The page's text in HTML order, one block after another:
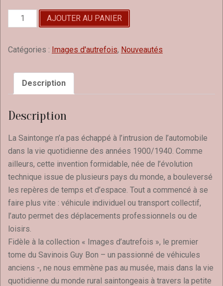
quantité
de
de
d'autrefois,
1900/1940
AJOUTER AU PANIER
Catégories : Images d'autrefois, Nouveautés
Description
Description
La Saintonge n’a pas échappé à l’intrusion de l’automobile
dans la vie quotidienne des années 1900/1940. Comme
ailleurs, cette invention formidable, née de l’évolution
technique issue de plusieurs pays du monde, a bouleversé
les repères de temps et d’espace. Tout a commencé à se
faire plus vite : véhicule individuel ou transport collectif,
l’auto permet des déplacements professionnels ou de
loisirs.
Fidèle à la collection « Images d’autrefois », le premier
tome du Savinois Guy Bon – un passionné de véhicules
anciens -, ne nous emmène pas au musée, mais dans la vie
quotidienne du monde rural saintongeais à travers la petite